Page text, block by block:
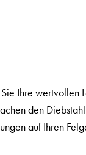
Ihre wertvollen
den
auf Ihren